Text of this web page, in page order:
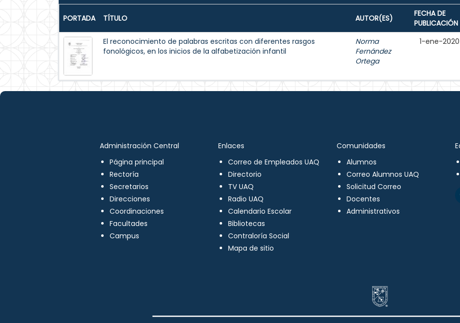
PORTADA TÍTULO AUTOR(ES)
FECHA DE
PUBLICACIÓN
El reconocimiento de palabras escritas con diferentes rasgos
fonológicos, en los inicios de la alfabetización infantil
Norma
Fernández
Ortega
1-ene-2020
Administración Central
Página principal
Rectoría
Secretarios
Direcciones
Coordinaciones
Facultades
Campus
Enlaces
Correo de Empleados UAQ
Directorio
TV UAQ
Radio UAQ
Calendario Escolar
Bibliotecas
Contraloría Social
Mapa de sitio
Comunidades
Alumnos
Correo Alumnos UAQ
Solicitud Correo
Docentes
Administrativos